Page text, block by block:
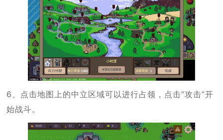
6、点击地图上的中立区域可以进行占领，点击“攻击”开
始战斗。